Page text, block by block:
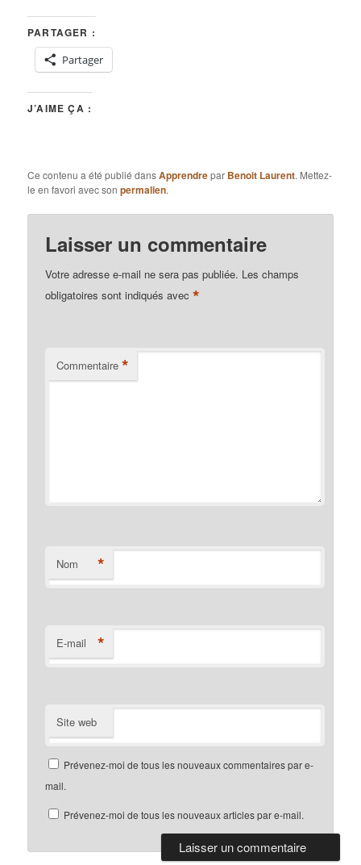
PARTAGER :
Partager
J’AIME ÇA :
Ce contenu a été publié dansApprendrepar Benoit Laurent. Mettez-
le en favori avec sonpermalien.
Laisser un commentaire
Votre adresse e-mail ne sera pas publiée. Les champs
obligatoires sont indiqués avec*
Commentaire *
Nom *
E-mail *
Site web
Prévenez-moi de tous les nouveaux commentaires par e-
mail.
Prévenez-moi de tous les nouveaux articles par e-mail.